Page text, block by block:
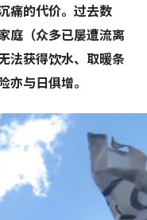
痛的代价。过去数
庭（众多已屡遭流离
法获得饮水、取暖条
与日俱增。